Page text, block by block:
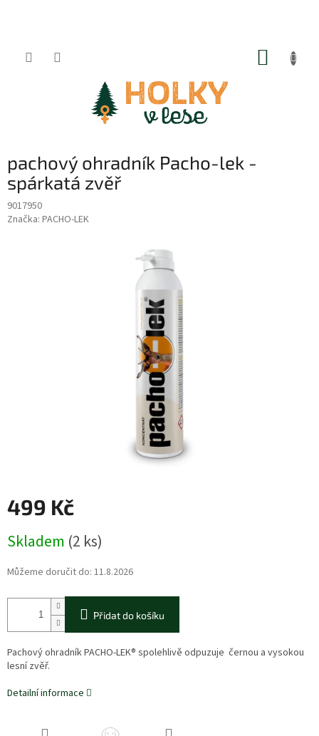
pachový ohradník Pacho-lek -
spárkatá zvěř
9017950
Značka: PACHO-LEK
499 Kč
cena:
Skladem (2 ks)
Můžeme doručit do: 11.8.2026
Přidat do košíku
Pachový ohradník PACHO-LEK® spolehlivě odpuzuje černou a vysokou
lesní zvěř.
Detailní informace